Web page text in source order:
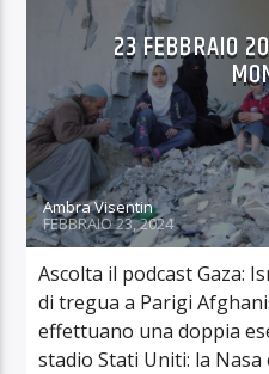
23 FEBBRAIO
Ambra Visentin
FEBBRAIO 23, 2024
Ascolta il podcast Gaza:
di tregua a Parigi
effettuano una doppia
stadio Stati Uniti: la